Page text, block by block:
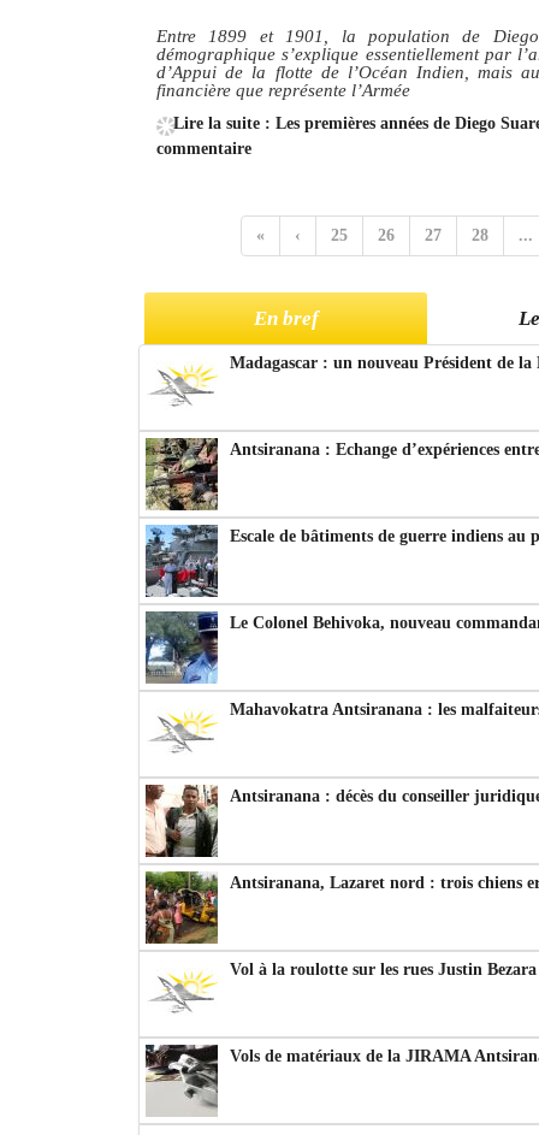
Entre 1899 et 1901, la population de
démographique s’explique essentiellement par
d’Appui de la flotte de l’Océan Indien, mais
financière que représente l’Armée
Lire la suite : Les premières années de Diego
commentaire
« ‹ 25 26 27 28 ...
En bref
Madagascar : un nouveau Président de
Antsiranana : Echange d’expériences
Escale de bâtiments de guerre indiens au
Le Colonel Behivoka, nouveau
Mahavokatra Antsiranana : les
Antsiranana : décès du conseiller
Antsiranana, Lazaret nord : trois chiens
Vol à la roulotte sur les rues Justin
Vols de matériaux de la JIRAMA